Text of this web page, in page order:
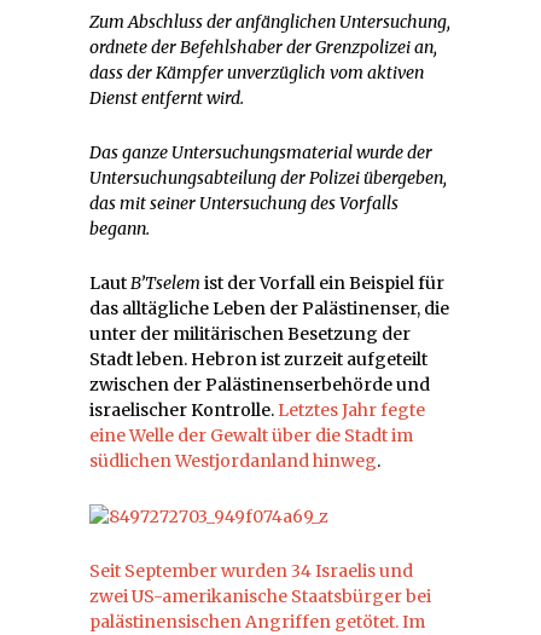
Zum Abschluss der anfänglichen Untersuchung,
ordnete der Befehlshaber der Grenzpolizei an,
dass der Kämpfer unverzüglich vom aktiven
Dienst entfernt wird.
Das ganze Untersuchungsmaterial wurde der
Untersuchungsabteilung der Polizei übergeben,
das mit seiner Untersuchung des Vorfalls
begann.
LautB’Tselem ist der Vorfall ein Beispiel für
das alltägliche Leben der Palästinenser, die
unter der militärischen Besetzung der
Stadt leben. Hebron ist zurzeit aufgeteilt
zwischen der Palästinenserbehörde und
israelischer Kontrolle. Letztes Jahr fegte
eine Welle der Gewalt über die Stadt im
südlichen Westjordanland hinweg.
Seit September wurden 34 Israelis und
zwei US-amerikanische Staatsbürger bei
palästinensischen Angriffen getötet. Im